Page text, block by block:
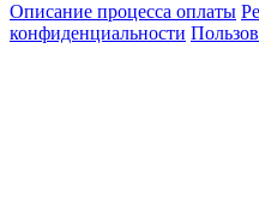
Описание процесса оплаты
конфиденциальности